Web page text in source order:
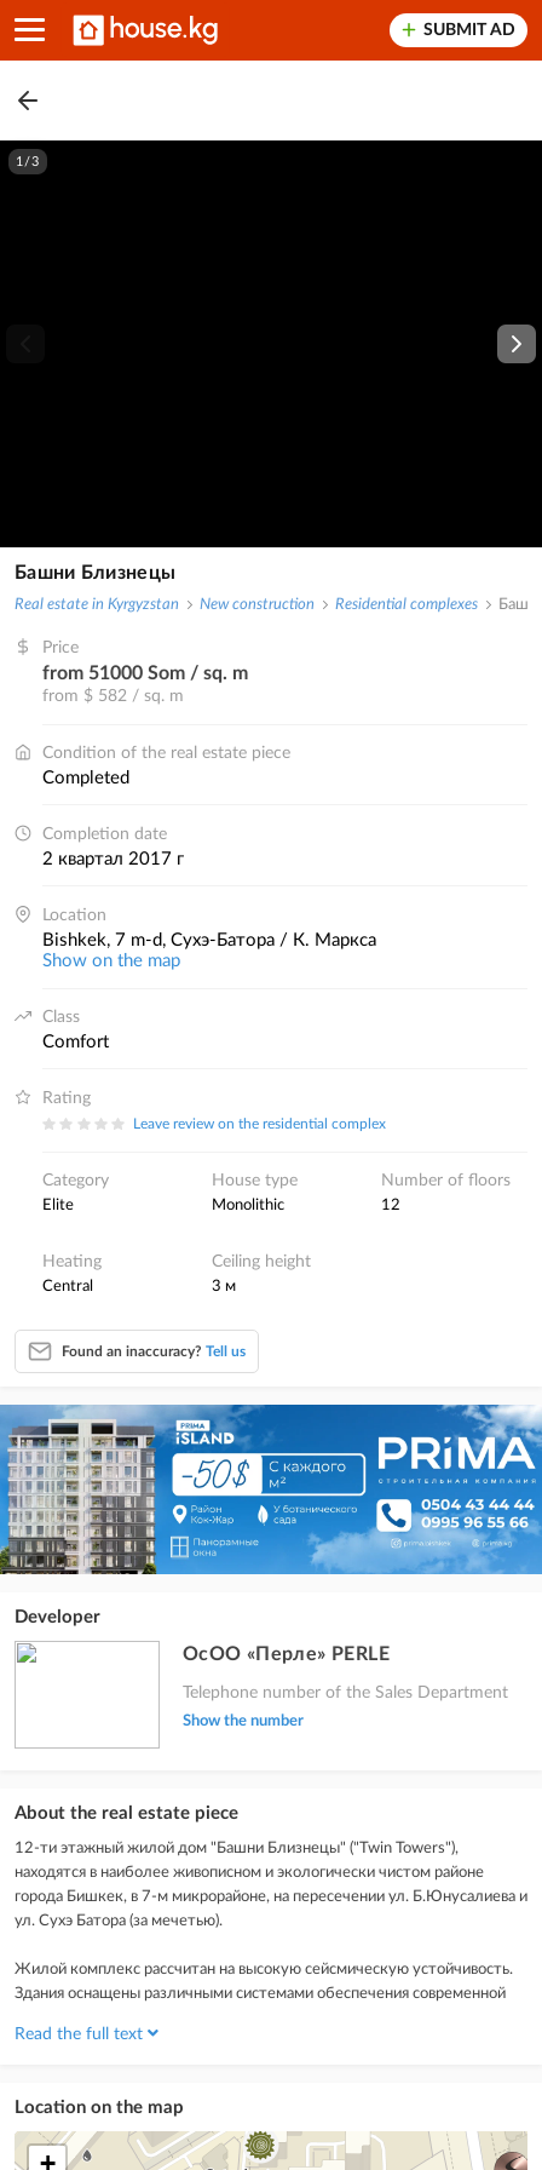
SUBMIT AD
1/3
Башни Близнецы
Real estate in Kyrgyzstan New construction Residential complexes
Price
from 51000 Som / sq. m
from $ 582 / sq. m
Condition of the real estate piece
completed
Completion date
2 квартал 2017 г
Location
Bishkek, 7 m-d, Сухэ-Батора / К. Маркса
Show on the map
Class
comfort
Rating
Leave review on the residential complex
Category
elite
House type
monolithic
Number of floors
12
Heating
central
Ceiling height
3 м
Found an inaccuracy? Tell us
Developer
ОсОО «Перле» PERLE
Telephone number of the Sales Department
Show the number
About the real estate piece
12-ти этажный жилой дом "Башни Близнецы" ("Twin Towers"),
находятся в наиболее живописном и экологически чистом районе
города Бишкек, в 7-м микрорайоне, на пересечении ул. Б.Юнусалиева и
ул. Сухэ Батора (за мечетью).
Жилой комплекс рассчитан на высокую сейсмическую устойчивость.
Здания оснащены различными системами обеспечения современной
ЖК «Башни Близнецы» – спроектирован с учетом новейших мировых
систем и современной архитектурной мысли.
Read the full text
Location on the map
+